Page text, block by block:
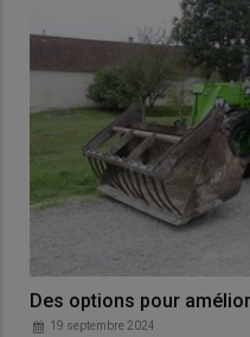
Des options pour
19 septembre 2024